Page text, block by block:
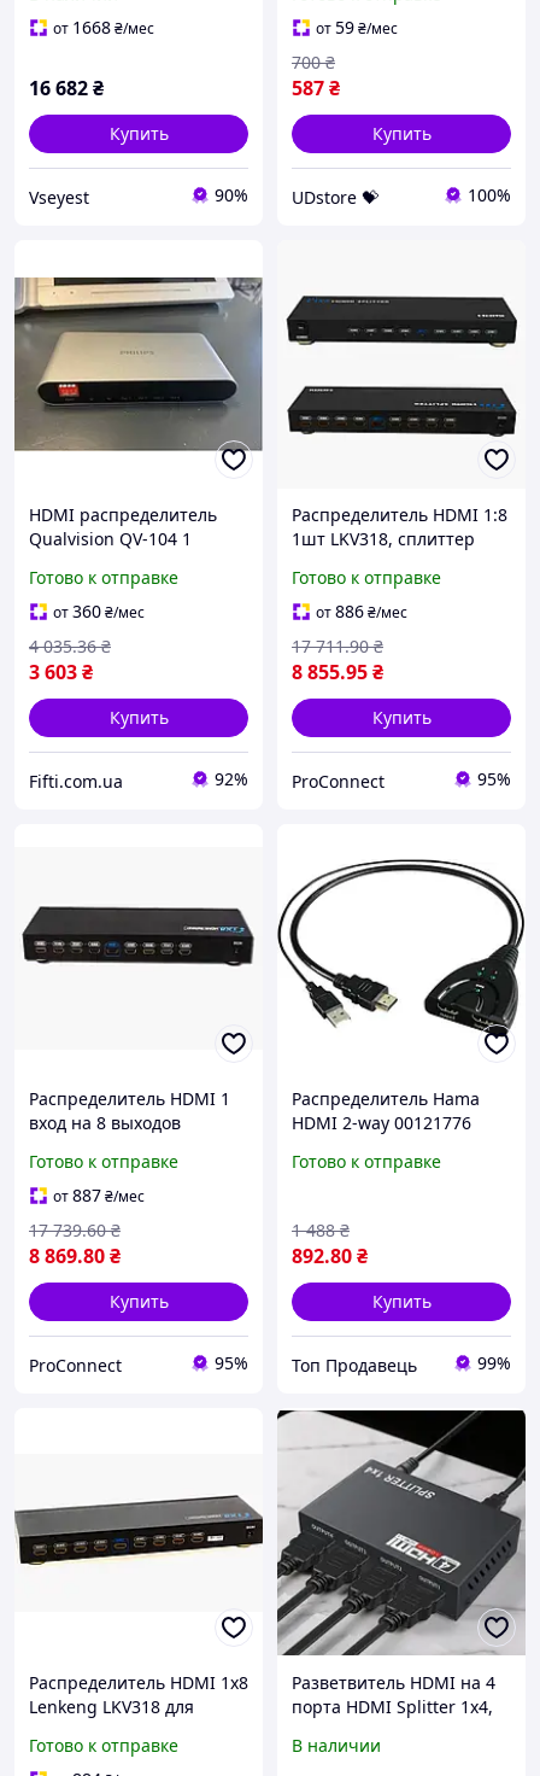
от 1668₴/мес
16 682₴
Купить
Vseyest 90%
prices-
от59₴/мес
587₴
700 ₴
Купить
UDstore 💝 100%
HDMI распределитель
Qualvision QV-104 1
выхода(503299872)
Готово к отправке
от360₴/мес
3 603₴
4 035.36 ₴
Купить
Fifti.com.ua 92%
Распределитель HDMI 1:8
1шт LKV318, сплиттер
5В, металл
Готово к отправке
от886₴/мес
8 855.95₴
17 711.90 ₴
Купить
ProConnect 95%
Распределитель HDMI 1
вход на 8 выходов
высокой четкости,
оригинал
Готово к отправке
от887₴/мес
8 869.80₴
17 739.60 ₴
Купить
ProConnect 95%
Распределитель Hama
HDMI 2-way 00121776
port, 4K) Тип носителя
Готово к отправке
892.80₴
1 488 ₴
Купить
Топ Продавець 99%
Распределитель HDMI 1x8
Lenkeng LKV318 для
на 8 экранов, 1080P
Готово к отправке
Разветвитель HDMI на 4
порта HDMI Splitter 1x4,
HD, распределитель
В наличии